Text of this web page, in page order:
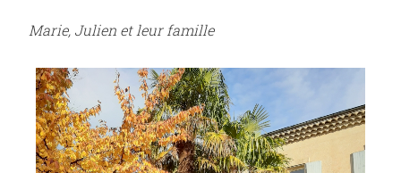
Marie, Julien et leur famille